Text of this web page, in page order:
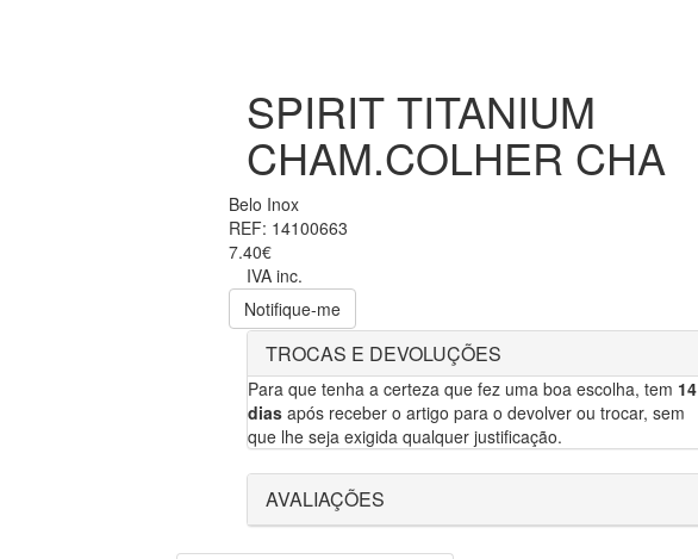
SPIRIT TITANIUM
CHAM.COLHER CHA
Belo Inox
REF: 14100663
7.40€
IVA inc.
Notifique-me
TROCAS E DEVOLUÇÕES
Para que tenha a certeza que fez uma boa escolha, tem 14
dias após receber o artigo para o devolver ou trocar, sem
que lhe seja exigida qualquer justificação.
AVALIAÇÕES